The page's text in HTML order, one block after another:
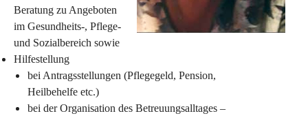
Beratung zu Angeboten
im Gesundheits-, Pflege-
und Sozialbereich sowie
Hilfestellung
bei Antragsstellungen (Pflegegeld, Pension,
Heilbehelfe etc.)
bei der Organisation des Betreuungsalltages –